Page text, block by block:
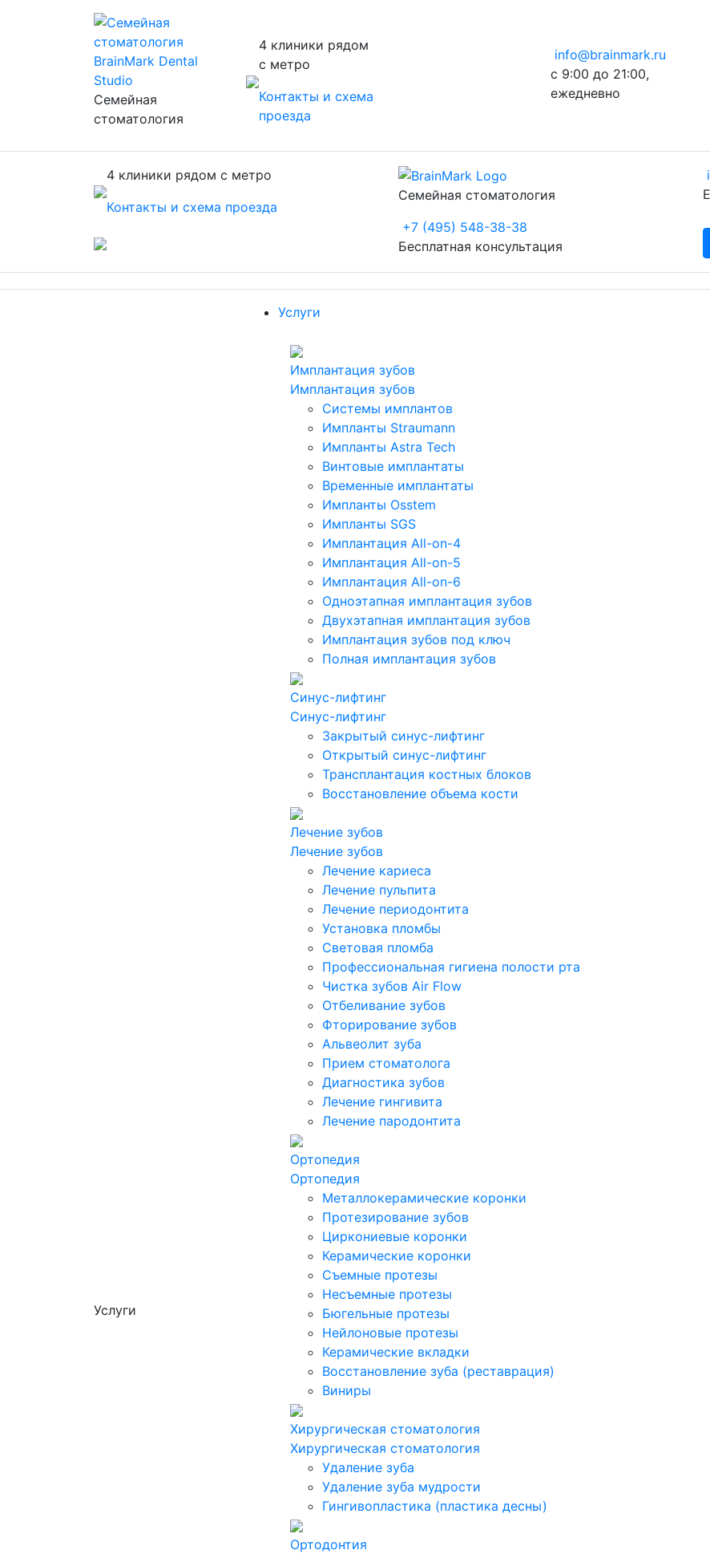
Семейная
стоматология
4 клиники рядом
с метро
Контакты и схема
проезда
info@brainmark.ru
с 9:00 до 21:00,
ежедневно
4 клиники рядом с метро
Контакты и схема проезда
Семейная стоматология
+7 (495) 548-38-38
Бесплатная консультация
Услуги
Услуги
Имплантация зубов
Имплантация зубов
Системы имплантов
Импланты Straumann
Импланты Astra Tech
Винтовые имплантаты
Временные имплантаты
Импланты Osstem
Импланты SGS
Имплантация All-on-4
Имплантация All-on-5
Имплантация All-on-6
Одноэтапная имплантация зубов
Двухэтапная имплантация зубов
Имплантация зубов под ключ
Полная имплантация зубов
Синус-лифтинг
Синус-лифтинг
Закрытый синус-лифтинг
Открытый синус-лифтинг
Трансплантация костных блоков
Восстановление объема кости
Лечение зубов
Лечение зубов
Лечение кариеса
Лечение пульпита
Лечение периодонтита
Установка пломбы
Световая пломба
Профессиональная гигиена полости рта
Чистка зубов Air Flow
Отбеливание зубов
Фторирование зубов
Альвеолит зуба
Прием стоматолога
Диагностика зубов
Лечение гингивита
Лечение пародонтита
Ортопедия
Ортопедия
Металлокерамические коронки
Протезирование зубов
Циркониевые коронки
Керамические коронки
Съемные протезы
Несъемные протезы
Бюгельные протезы
Нейлоновые протезы
Керамические вкладки
Восстановление зуба (реставрация)
Виниры
Хирургическая стоматология
Хирургическая стоматология
Удаление зуба
Удаление зуба мудрости
Гингивопластика (пластика десны)
Ортодонтия